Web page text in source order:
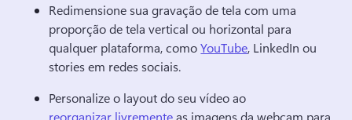
Redimensione sua gravação de tela com uma
proporção de tela vertical ou horizontal para
qualquer plataforma, como YouTube, LinkedIn ou
stories em redes sociais.
Personalize o layout do seu vídeo ao
reorganizar livremente as imagens da webcam para